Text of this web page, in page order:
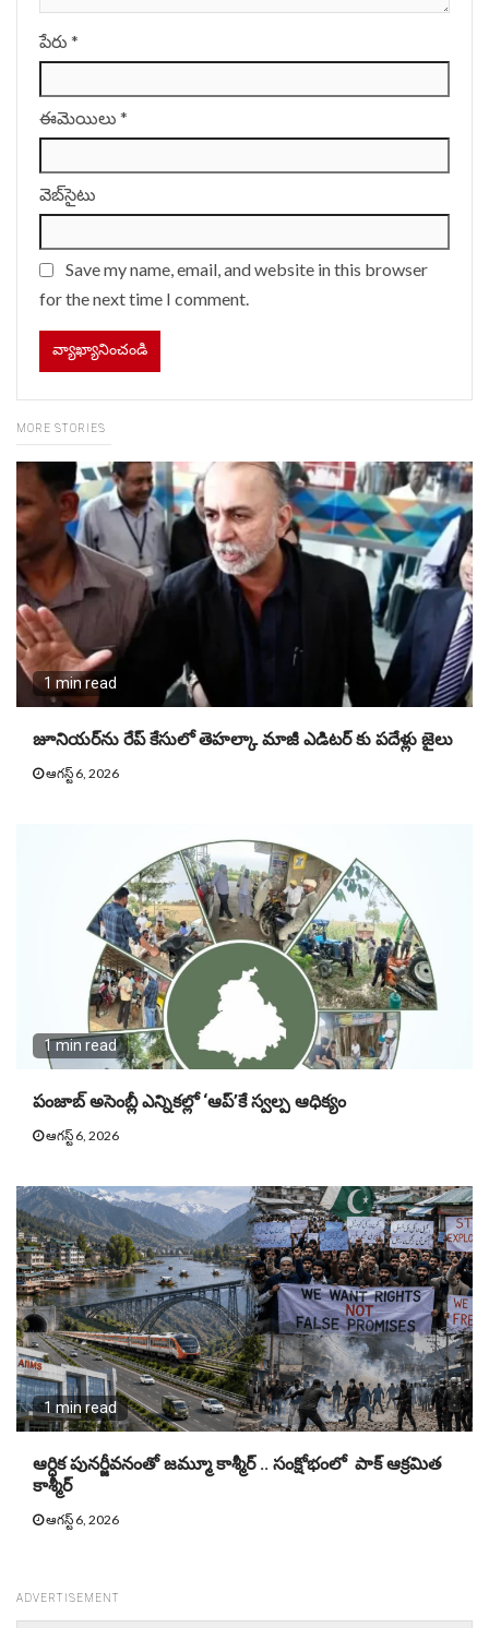
పేరు *
ఈమెయిలు *
వెబ్‌సైటు
Save my name, email, and website in this browser
for the next time I comment.
MORE STORIES
1 min read
జూనియ‌ర్‌ను రేప్ కేసులో తెహ‌ల్కా మాజీ ఎడిట‌ర్ కు పదేళ్లు జైలు
ఆగస్ట్ 6, 2026
1 min read
పంజాబ్ అసెంబ్లీ ఎన్నికల్లో ‘ఆప్’కే స్వల్ప ఆధిక్యం
ఆగస్ట్ 6, 2026
1 min read
ఆర్ధిక పునర్జీవనంతో జమ్మూ కాశ్మీర్ .. సంక్షోభంలో పాక్ ఆక్రమిత
కాశ్మీర్
ఆగస్ట్ 6, 2026
ADVERTISEMENT